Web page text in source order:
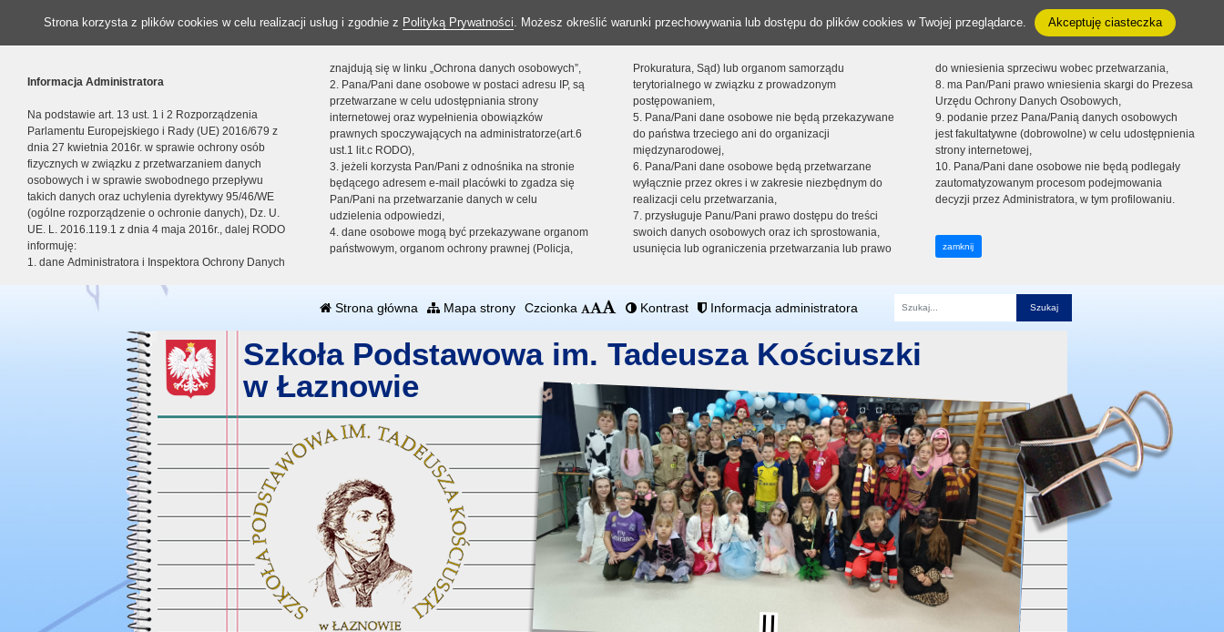
Strona korzysta z plików cookies w celu realizacji usług i zgodnie z Polityką Prywatności. Możesz określić warunki przechowywania lub dostępu do plików cookies w Twojej przeglądarce. Akceptuję ciasteczka
Informacja Administratora
Na podstawie art. 13 ust. 1 i 2 Rozporządzenia
Parlamentu Europejskiego i Rady (UE) 2016/679 z
dnia 27 kwietnia 2016r. w sprawie ochrony osób
fizycznych w związku z przetwarzaniem danych
osobowych i w sprawie swobodnego przepływu
takich danych oraz uchylenia dyrektywy 95/46/WE
(ogólne rozporządzenie o ochronie danych), Dz. U.
UE. L. 2016.119.1 z dnia 4 maja 2016r., dalej RODO
informuję:
1. dane Administratora i Inspektora Ochrony Danych
znajdują się w linku „Ochrona danych osobowych”,
2. Pana/Pani dane osobowe w postaci adresu IP, są
przetwarzane w celu udostępniania strony
internetowej oraz wypełnienia obowiązków
prawnych spoczywających na administratorze(art.6
ust.1 lit.c RODO),
3. jeżeli korzysta Pan/Pani z odnośnika na stronie
będącego adresem e-mail placówki to zgadza się
Pan/Pani na przetwarzanie danych w celu
udzielenia odpowiedzi,
4. dane osobowe mogą być przekazywane organom
państwowym, organom ochrony prawnej (Policja,
Prokuratura, Sąd) lub organom samorządu
terytorialnego w związku z prowadzonym
postępowaniem,
5. Pana/Pani dane osobowe nie będą przekazywane
do państwa trzeciego ani do organizacji
międzynarodowej,
6. Pana/Pani dane osobowe będą przetwarzane
wyłącznie przez okres i w zakresie niezbędnym do
realizacji celu przetwarzania,
7. przysługuje Panu/Pani prawo dostępu do treści
swoich danych osobowych oraz ich sprostowania,
usunięcia lub ograniczenia przetwarzania lub prawo
do wniesienia sprzeciwu wobec przetwarzania,
8. ma Pan/Pani prawo wniesienia skargi do Prezesa
Urzędu Ochrony Danych Osobowych,
9. podanie przez Pana/Panią danych osobowych
jest fakultatywne (dobrowolne) w celu udostępnienia
strony internetowej,
10. Pana/Pani dane osobowe nie będą podlegały
zautomatyzowanym procesom podejmowania
decyzji przez Administratora, w tym profilowaniu.
zamknij
Strona główna Mapa strony Czcionka Kontrast Informacja administratora
Fraza
Szkoła Podstawowa im. Tadeusza Kościuszki
w Łaznowie